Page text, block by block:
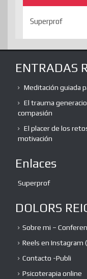
Superprof
ENTRADAS
Meditación guiada
El trauma
compasión
El placer de los
motivación
Enlaces
Superprof
DOLORS
Sobre mi –
Reels en Instagram
Contacto -Publi
Psicoterapia online